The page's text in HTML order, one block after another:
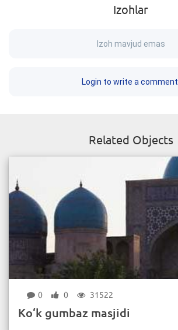
Izohlar
Izoh mavjud emas
Login to write a comment.
Related Objects
0 0 31522
Ko‘k gumbaz masjidi